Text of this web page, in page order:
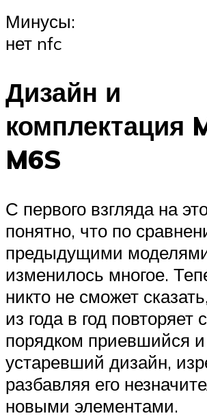
Минусы:
нет nfc
Дизайн и
комплектация
M6S
С первого взгляда на
понятно, что по
предыдущими
изменилось многое.
никто не сможет
из года в год повторяет
порядком приевшийся и
устаревший дизайн,
разбавляя его
новыми элементами.